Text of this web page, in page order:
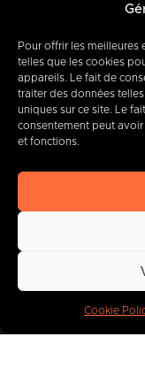
Pour offrir les meilleures
telles que les cookies
appareils. Le fait de
traiter des données
uniques sur ce site. Le
consentement peut
et fonctions.
Cookie
Today,
400